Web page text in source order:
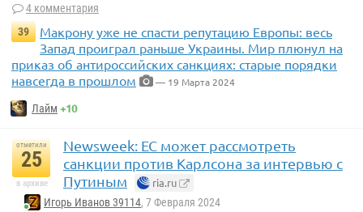
4 комментария
39
Макрону уже не спасти репутацию Европы: весь
Запад проиграл раньше Украины. Мир плюнул на
приказ об антироссийских санкциях: старые порядки
навсегда в прошлом
— 19 Марта 2024
Лайм +10
отметили
25
в архиве
Newsweek: ЕС может рассмотреть
санкции против Карлсона за интервью с
Путиным
ria.ru
Игорь Иванов 39114, 7 Февраля 2024